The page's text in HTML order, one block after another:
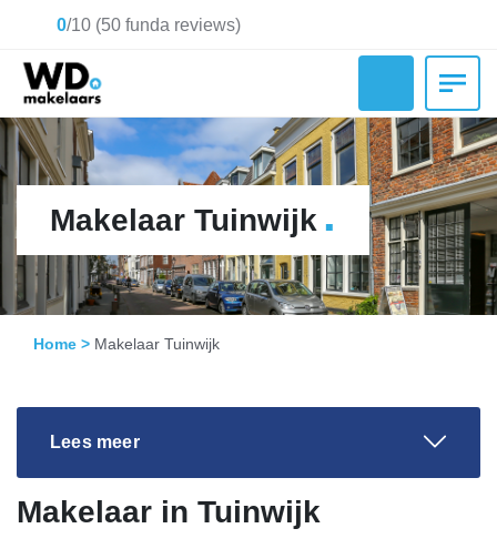
0/10 (50 funda reviews)
Makelaar Tuinwijk .
Home > Makelaar Tuinwijk
Lees meer
Makelaar in Tuinwijk